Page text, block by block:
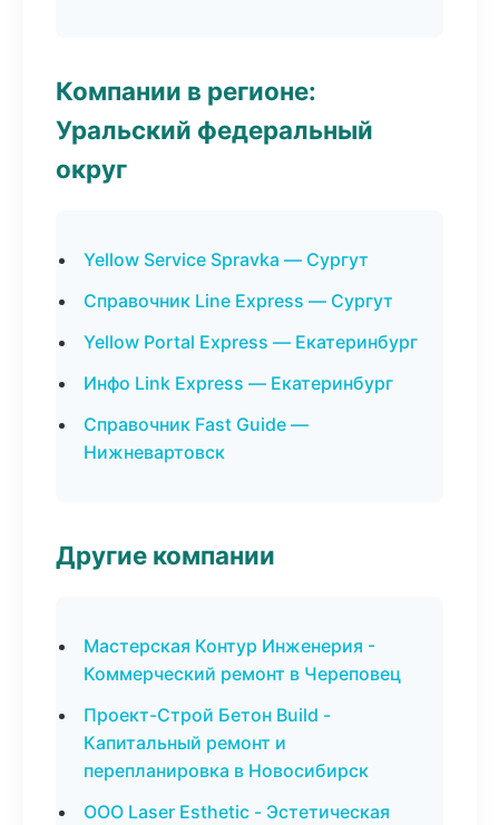
Компании в регионе:
Уральский федеральный
округ
Yellow Service Spravka — Сургут
Справочник Line Express — Сургут
Yellow Portal Express — Екатеринбург
Инфо Link Express — Екатеринбург
Справочник Fast Guide —
Нижневартовск
Другие компании
Мастерская Контур Инженерия -
Коммерческий ремонт в Череповец
Проект-Строй Бетон Build -
Капитальный ремонт и
перепланировка в Новосибирск
ООО Laser Esthetic - Эстетическая